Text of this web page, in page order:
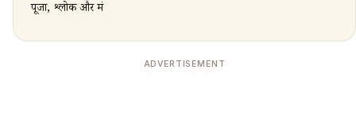
पूजा, श्लोक और मंत्र
ADVERTISEMENT